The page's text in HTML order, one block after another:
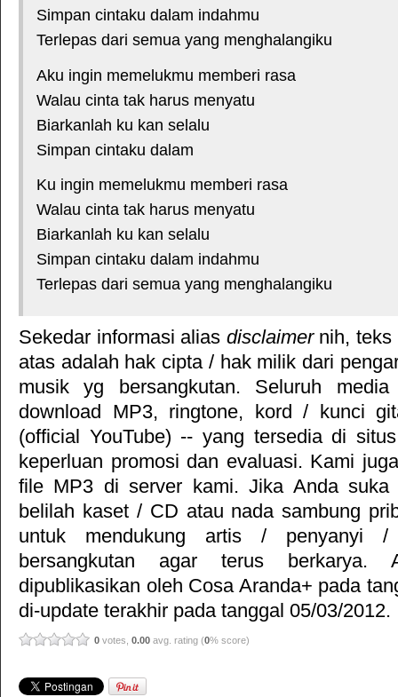
Simpan cintaku dalam indahmu
Terlepas dari semua yang menghalangiku
Aku ingin memelukmu memberi rasa
Walau cinta tak harus menyatu
Biarkanlah ku kan selalu
Simpan cintaku dalam
Ku ingin memelukmu memberi rasa
Walau cinta tak harus menyatu
Biarkanlah ku kan selalu
Simpan cintaku dalam indahmu
Terlepas dari semua yang menghalangiku
Sekedar informasi alias disclaimernih, teks
atas adalah hak cipta / hak milik dari
musik yg bersangkutan. Seluruh
download MP3, ringtone, kord / kunci
(official YouTube) -- yang tersedia di
keperluan promosi dan evaluasi. Kami
file MP3 di server kami. Jika Anda
belilah kaset / CD atau nada sambung
untuk mendukung artis / penyanyi
bersangkutan agar terus berkarya.
dipublikasikan oleh Cosa Aranda+ pada
di-update terakhir pada tanggal 05/03/2012.
0 votes, 0.00 avg. rating (0% score)